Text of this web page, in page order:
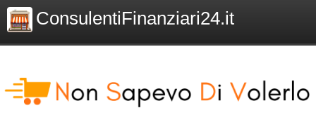
ConsulentiFinanziari24.it